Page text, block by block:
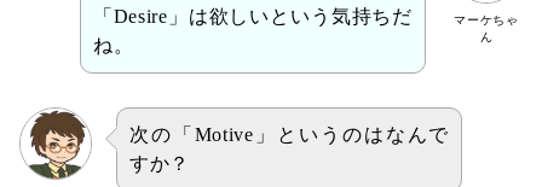
マーケちゃ
ん
「Desire」は欲しいという気持ちだ
ね。
次の「Motive」というのはなんで
すか？